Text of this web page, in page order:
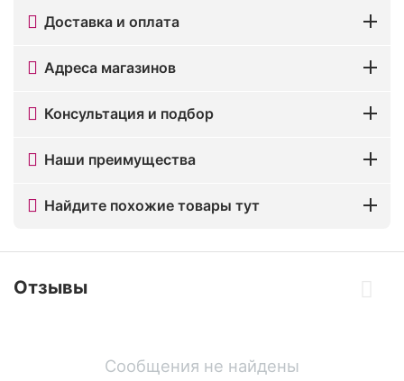
Доставка и оплата
Адреса магазинов
Консультация и подбор
Наши преимущества
Найдите похожие товары тут
Отзывы
Сообщения не найдены